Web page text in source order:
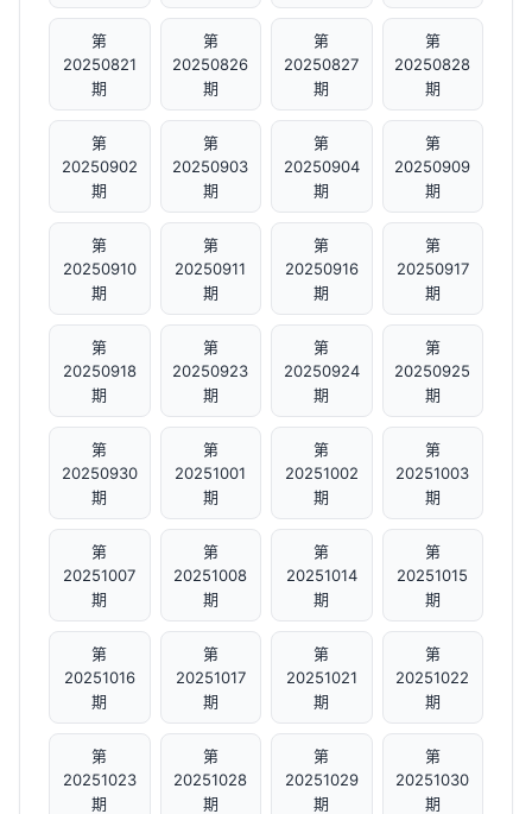
第
20250821
期
第
20250826
期
第
20250827
期
第
20250828
期
第
20250902
期
第
20250903
期
第
20250904
期
第
20250909
期
第
20250910
期
第
20250911
期
第
20250916
期
第
20250917
期
第
20250918
期
第
20250923
期
第
20250924
期
第
20250925
期
第
20250930
期
第
20251001
期
第
20251002
期
第
20251003
期
第
20251007
期
第
20251008
期
第
20251014
期
第
20251015
期
第
20251016
期
第
20251017
期
第
20251021
期
第
20251022
期
第
20251023
期
第
20251028
期
第
20251029
期
第
20251030
期